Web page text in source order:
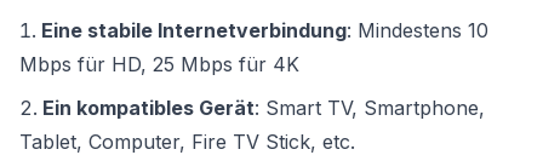
Eine stabile Internetverbindung: Mindestens 10
Mbps für HD, 25 Mbps für 4K
Ein kompatibles Gerät: Smart TV, Smartphone,
Tablet, Computer, Fire TV Stick, etc.